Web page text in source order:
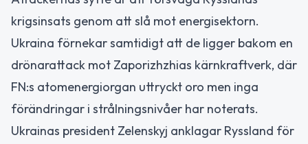
krigsinsats genom att slå mot energisektorn.
Ukraina förnekar samtidigt att de ligger bakom en
drönarattack mot Zaporizhzhias kärnkraftverk, där
FN:s atomenergiorgan uttryckt oro men inga
förändringar i strålningsnivåer har noterats.
Ukrainas president Zelenskyj anklagar Ryssland för